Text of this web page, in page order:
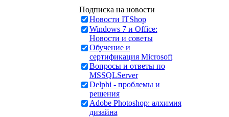
Подписка на новости
Новости ITShop
Windows 7 и Office:
Новости и советы
Обучение и
сертификация Microsoft
Вопросы и ответы по
MSSQLServer
Delphi - проблемы и
решения
Adobe Photoshop: алхимия
дизайна